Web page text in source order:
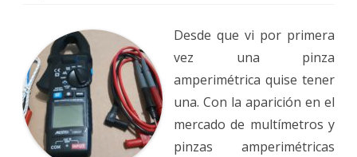
Mestek
CM83C
Desde que vi por primera
vez una pinza
amperimétrica quise tener
una. Con la aparición en el
mercado de multímetros y
pinzas amperimétricas